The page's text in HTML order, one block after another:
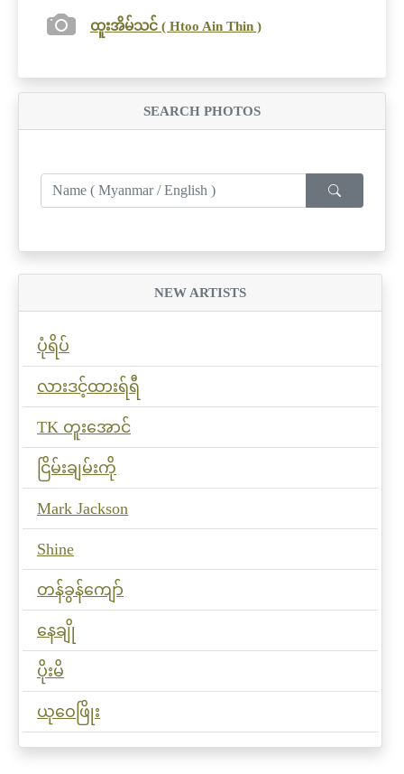
ထူးအိမ်သင် ( Htoo Ain Thin )
SEARCH PHOTOS
NEW ARTISTS
ပုံရိပ်
လားဒင့်ထားရ်ရီ
TK တူးအောင်
ငြိမ်းချမ်းကို
Mark Jackson
Shine
တန်ခွန်ကျော်
နေချို
ပိုးမိ
ယုဝေဖြိုး